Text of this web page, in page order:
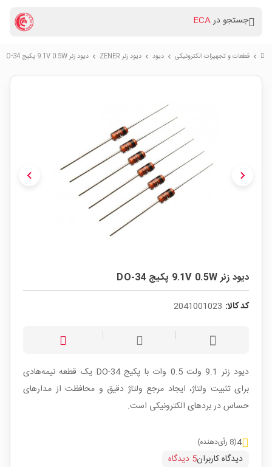
جستجو درECA
chevron_right قطعات و تجهیزات الکترونیکی chevron_right دیود chevron_right دیود زنر ZENER chevron_right دیود زنر 9.1V 0.5W پکیج DO-34
chevron_left chevron_right
دیود زنر 9.1V 0.5W پکیج DO-34
کد کالا: 2041001023
دیود زنر 9.1 ولت 0.5 وات با پکیج DO-34 یک قطعه نیمه‌هادی
برای تثبیت ولتاژ، ایجاد مرجع ولتاژ دقیق و محافظت از مدارهای
حساس در بردهای الکترونیکی است.
4(8 رأی‌دهنده)
دیدگاه کاربران5 دیدگاه